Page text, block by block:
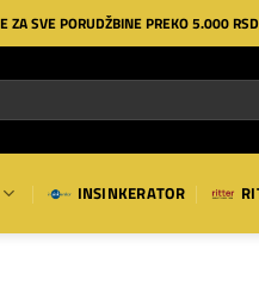
ZA SVE PORUDŽBINE PREKO 5.000 RSD
INSINKERATOR